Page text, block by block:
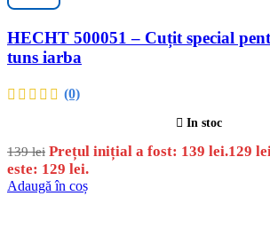
HECHT 500051 – Cuțit special
tuns iarba
(0)
In stoc
139lei Prețul inițial a fost: 139 lei.129 lei
este: 129 lei.
Adaugă în coș